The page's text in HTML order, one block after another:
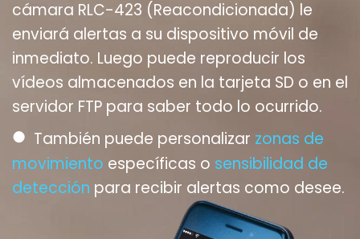
cámara RLC-423 (Reacondicionada) le
enviará alertas a su dispositivo móvil de
inmediato. Luego puede reproducir los
vídeos almacenados en la tarjeta SD o en el
servidor FTP para saber todo lo ocurrido.
● También puede personalizar zonas de
movimiento específicas o sensibilidad de
detección para recibir alertas como desee.